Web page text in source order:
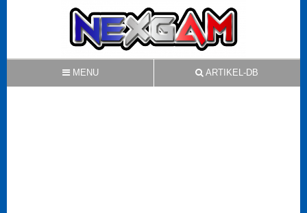
MENU ARTIKEL-DB